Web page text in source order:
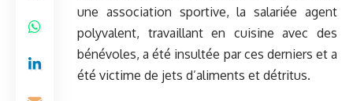
une association sportive, la salariée agent
polyvalent, travaillant en cuisine avec des
bénévoles, a été insultée par ces derniers et a
été victime de jets d’aliments et détritus.